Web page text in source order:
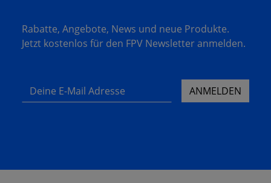
Rabatte, Angebote, News und neue Produkte.
Jetzt kostenlos für den FPV Newsletter anmelden.
Deine E-Mail Adresse ANMELDEN